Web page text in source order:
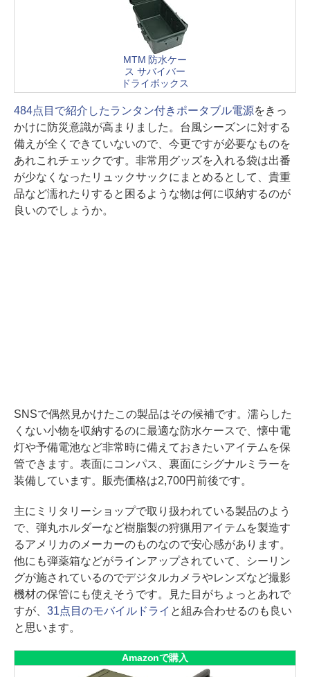
MTM 防水ケー
ス サバイバー
ドライボックス
484点目で紹介したランタン付きポータブル電源をきっ
かけに防災意識が高まりました。台風シーズンに対する
備えが全くできていないので、今更ですが必要なものを
あれこれチェックです。非常用グッズを入れる袋は出番
が少なくなったリュックサックにまとめるとして、貴重
品など濡れたりすると困るような物は何に収納するのが
良いのでしょうか。
SNSで偶然見かけたこの製品はその候補です。濡らした
くない小物を収納するのに最適な防水ケースで、懐中電
灯や予備電池など非常時に備えておきたいアイテムを保
管できます。表面にコンパス、裏面にシグナルミラーを
装備しています。販売価格は2,700円前後です。
主にミリタリーショップで取り扱われている製品のよう
で、弾丸ホルダーなど樹脂製の狩猟用アイテムを製造す
るアメリカのメーカーのものなので安心感があります。
他にも弾薬箱などがラインアップされていて、シーリン
グが施されているのでデジタルカメラやレンズなど撮影
機材の保管にも使えそうです。見た目がちょっとあれで
すが、 31点目のモバイルドライ と組み合わせるのも良い
と思います。
Amazonで購入